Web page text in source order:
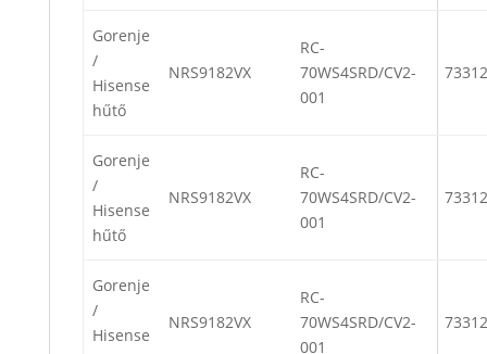
Gorenje
/
Hisense
hűtő
NRS9182VX
RC-
70WS4SRD/CV2-
001
Gorenje
/
Hisense
hűtő
NRS9182VX
RC-
70WS4SRD/CV2-
001
Gorenje
/
Hisense
NRS9182VX
RC-
70WS4SRD/CV2-
001